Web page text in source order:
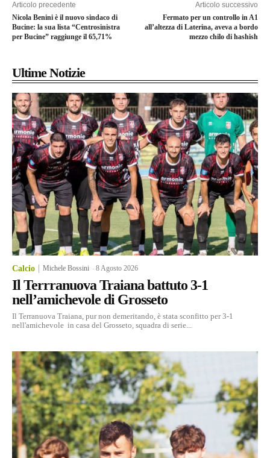
Articolo precedente
Nicola Benini è il nuovo sindaco di
Bucine: la sua lista “Centrosinistra
per Bucine” raggiunge il 65,71%
Articolo successivo
Fermato per un controllo in A1
all’altezza di Laterina, aveva a bordo
mezzo chilo di hashish
Ultime Notizie
Calcio Michele Bossini -8 Agosto 2026
Il Terrranuova Traiana battuto 3-1
nell’amichevole di Grosseto
Il Terranuova Traiana, pur non demeritando, è stata sconfitto per 3-1
nell'amichevole in casa del Grosseto, squadra di serie...